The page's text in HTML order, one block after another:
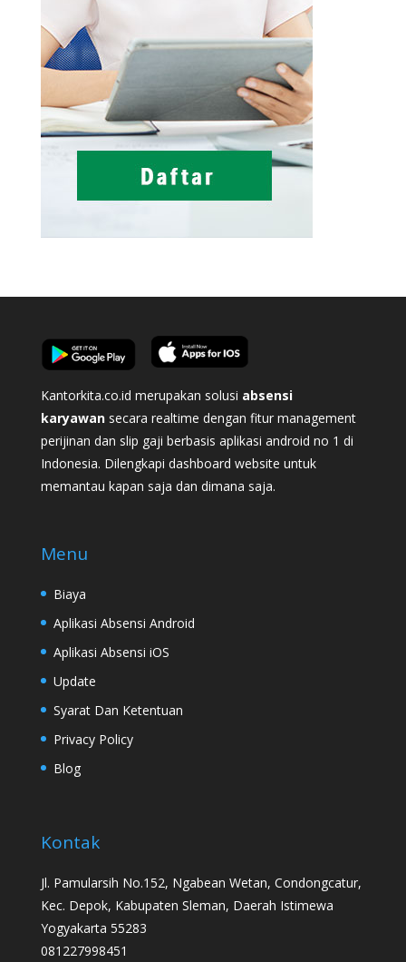
Kantorkita.co.id merupakan solusi absensi
karyawan secara realtime dengan fitur management
perijinan dan slip gaji berbasis aplikasi android no 1 di
Indonesia. Dilengkapi dashboard website untuk
memantau kapan saja dan dimana saja.
Menu
Biaya
Aplikasi Absensi Android
Aplikasi Absensi iOS
Update
Syarat Dan Ketentuan
Privacy Policy
Blog
Kontak
Jl. Pamularsih No.152, Ngabean Wetan, Condongcatur,
Kec. Depok, Kabupaten Sleman, Daerah Istimewa
Yogyakarta 55283
081227998451